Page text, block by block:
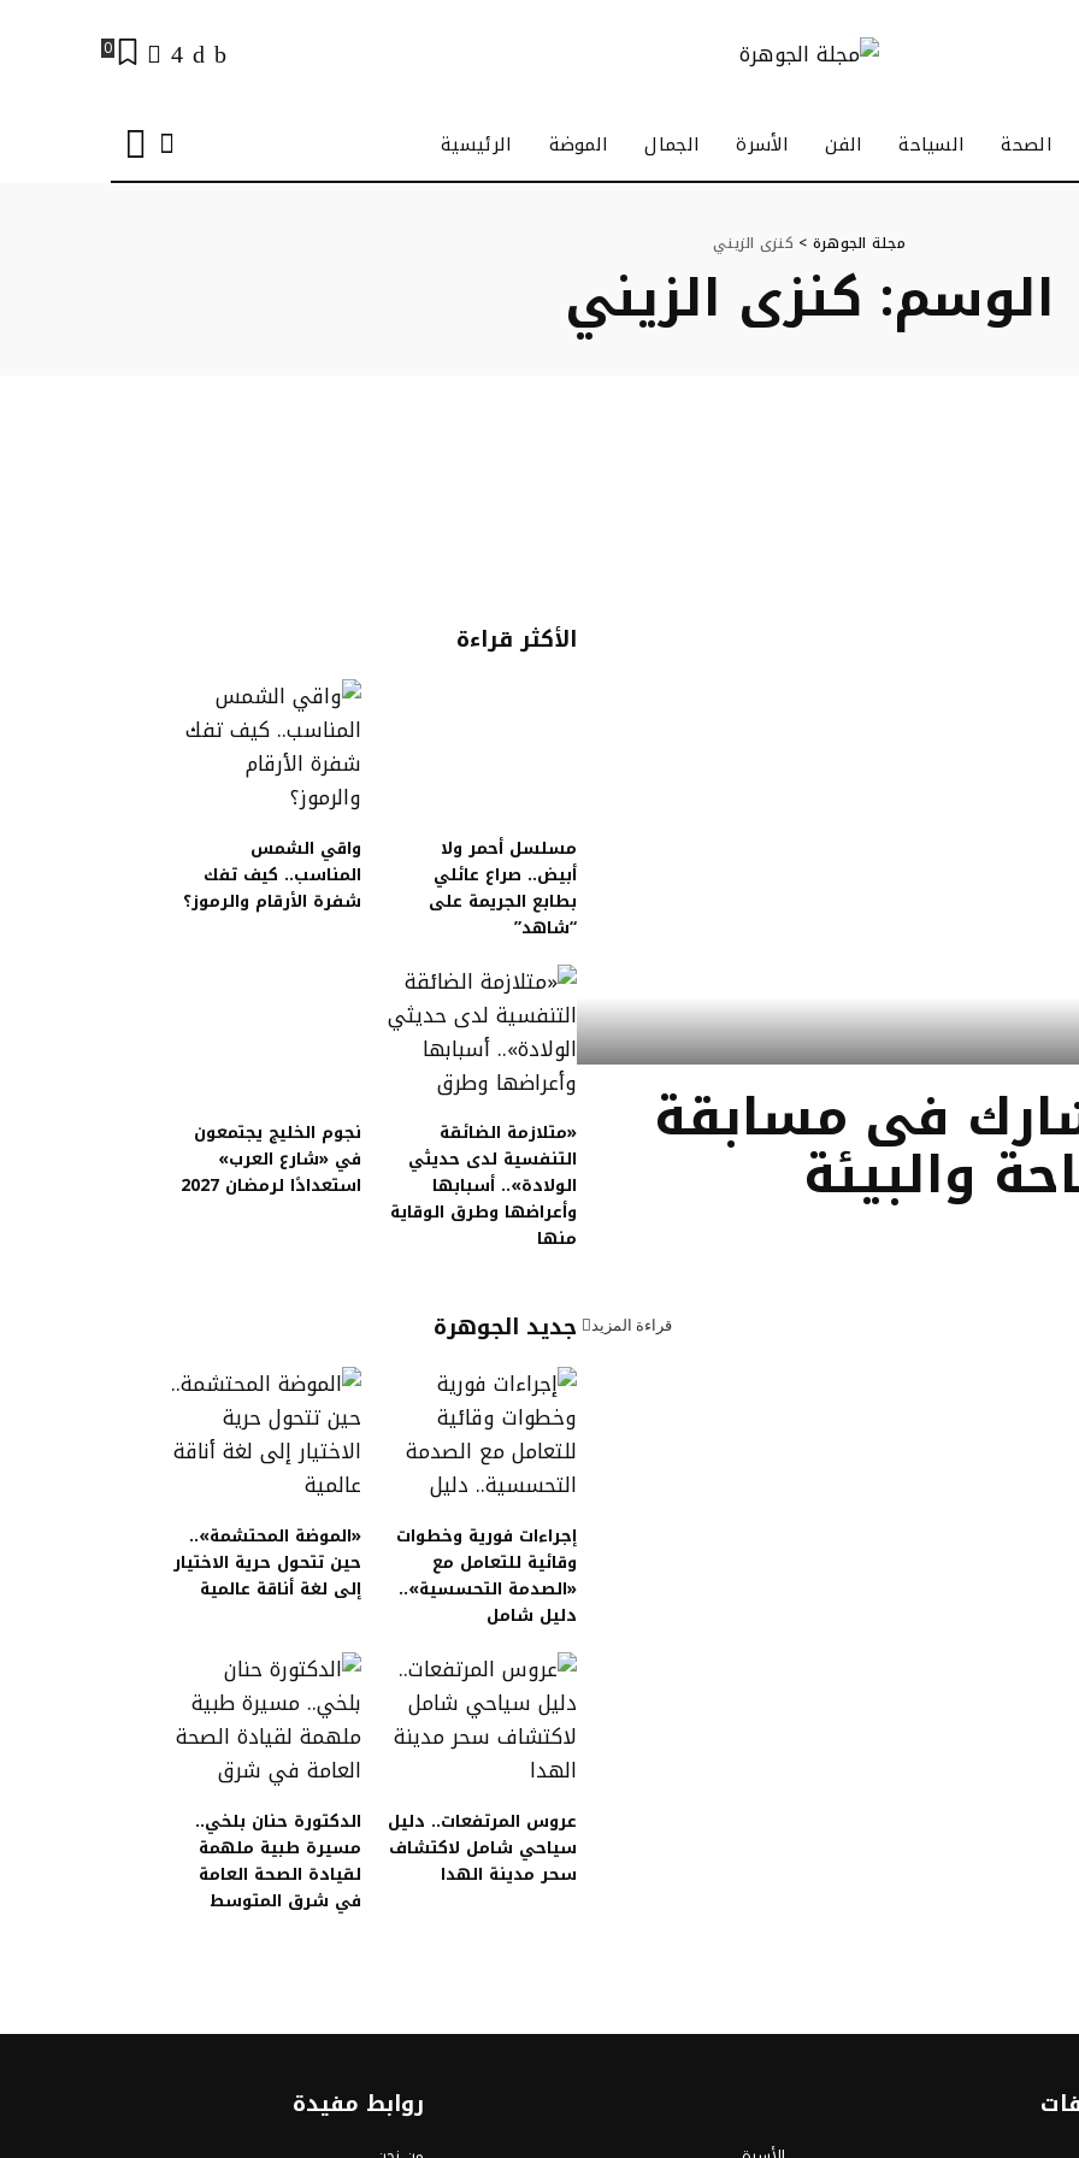
0
الرئيسية الموضة الجمال الأسرة الفن السياحة الصحة
مجلة الجوهرة > كنزی الزیني
الوسم: كنزی الزیني
فى مسابقة
والبيئة
قراءة المزيد
الأكثر قراءة
مسلسل أحمر ولا
أبيض.. صراع عائلي
بطابع الجريمة على
“شاهد”
واقي الشمس
المناسب.. كيف تفك
شفرة الأرقام والرموز؟
«متلازمة الضائقة
التنفسية لدى حديثي
الولادة».. أسبابها
وأعراضها وطرق الوقاية
منها
نجوم الخليج يجتمعون
في «شارع العرب»
استعدادًا لرمضان 2027
جديد الجوهرة
إجراءات فورية وخطوات
وقائية للتعامل مع
«الصدمة التحسسية»..
دليل شامل
«الموضة المحتشمة»..
حين تتحول حرية الاختيار
إلى لغة أناقة عالمية
عروس المرتفعات.. دليل
سياحي شامل لاكتشاف
سحر مدينة الهدا
الدكتورة حنان بلخي..
مسيرة طبية ملهمة
لقيادة الصحة العامة
في شرق المتوسط
روابط مفيدة